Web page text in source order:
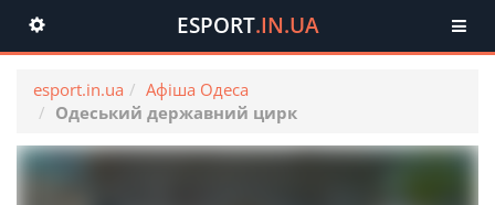
Toggle
navigation
ESPORT.IN.UA
esport.in.ua
Афіша Одеса
Одеський державний цирк